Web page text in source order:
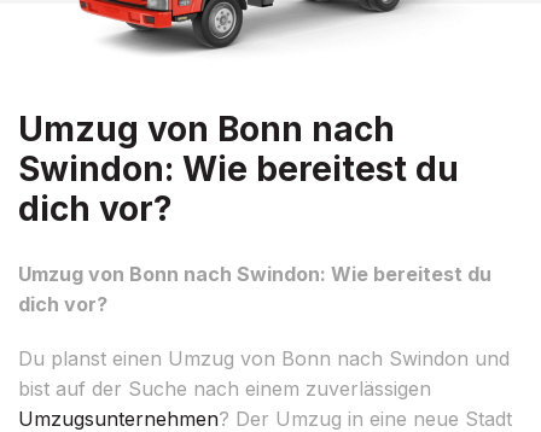
Umzug von Bonn nach
Swindon: Wie bereitest du
dich vor?
Umzug von Bonn nach Swindon: Wie bereitest du
dich vor?
Du planst einen Umzug von Bonn nach Swindon und
bist auf der Suche nach einem zuverlässigen
Umzugsunternehmen? Der Umzug in eine neue Stadt